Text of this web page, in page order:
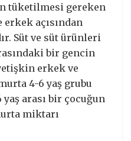
tüketilmesi gereken
açısından
Süt ve süt ürünleri
bir gencin
erkek ve
4-6 yaş grubu
arası bir çocuğun
miktarı